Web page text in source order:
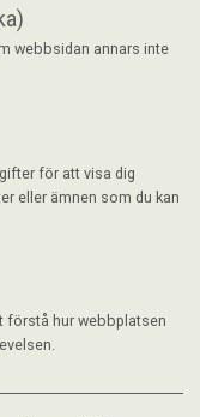
webbsidan annars inte
för att visa dig
eller ämnen som du kan
förstå hur webbplatsen